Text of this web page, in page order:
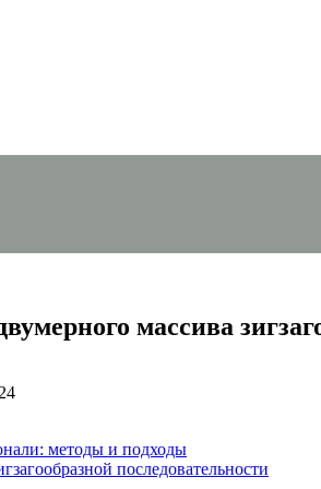
массива
методы и подходы
последовательности